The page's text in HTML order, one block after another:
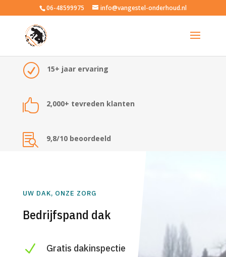
06-48599975 info@vangestel-onderhoud.nl
R 15+ jaar ervaring
 2,000+ tevreden klanten
 9,8/10 beoordeeld
UW DAK, ONZE ZORG
Bedrijfspand dak
N Gratis dakinspectie